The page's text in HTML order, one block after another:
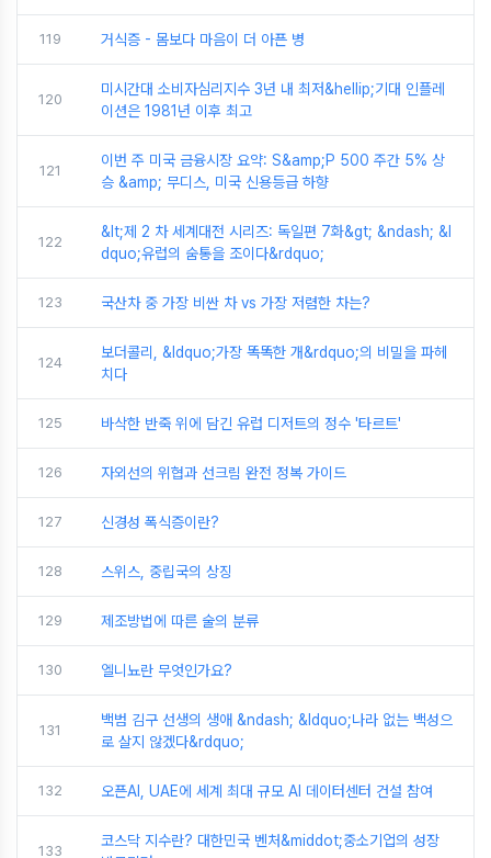
119 거식증 - 몸보다 마음이 더 아픈 병
120
미시간대 소비자심리지수 3년 내 최저&hellip;기대 인플레
이션은 1981년 이후 최고
121
이번 주 미국 금융시장 요약: S&amp;P 500 주간 5% 상
승 &amp; 무디스, 미국 신용등급 하향
122
&lt;제 2 차 세계대전 시리즈: 독일편 7화&gt; &ndash; &l
dquo;유럽의 숨통을 조이다&rdquo;
123 국산차 중 가장 비싼 차 vs 가장 저렴한 차는?
124
보더콜리, &ldquo;가장 똑똑한 개&rdquo;의 비밀을 파헤
치다
125 바삭한 반죽 위에 담긴 유럽 디저트의 정수 '타르트'
126 자외선의 위협과 선크림 완전 정복 가이드
127 신경성 폭식증이란?
128 스위스, 중립국의 상징
129 제조방법에 따른 술의 분류
130 엘니뇨란 무엇인가요?
131
백범 김구 선생의 생애 &ndash; &ldquo;나라 없는 백성으
로 살지 않겠다&rdquo;
132 오픈AI, UAE에 세계 최대 규모 AI 데이터센터 건설 참여
133
코스닥 지수란? 대한민국 벤처&middot;중소기업의 성장